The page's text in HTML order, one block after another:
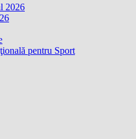
2026
pentru Sport